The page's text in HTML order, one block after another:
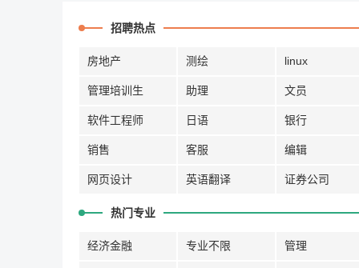
招聘热点
房地产 测绘 linux
管理培训生 助理 文员
软件工程师 日语 银行
销售 客服 编辑
网页设计 英语翻译 证券公司
热门专业
经济金融 专业不限 管理